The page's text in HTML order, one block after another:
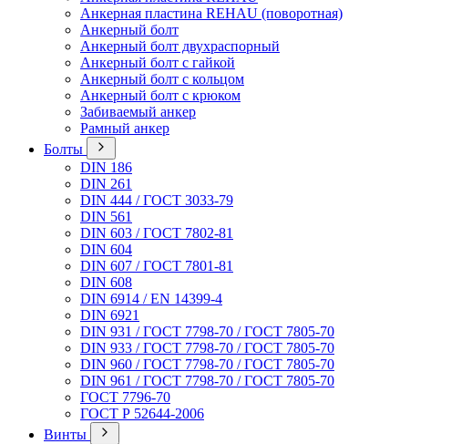
Анкерная пластина REHAU (поворотная)
Анкерный болт
Анкерный болт двухраспорный
Анкерный болт с гайкой
Анкерный болт с кольцом
Анкерный болт с крюком
Забиваемый анкер
Рамный анкер
Болты
DIN 186
DIN 261
DIN 444 / ГОСТ 3033-79
DIN 561
DIN 603 / ГОСТ 7802-81
DIN 604
DIN 607 / ГОСТ 7801-81
DIN 608
DIN 6914 / EN 14399-4
DIN 6921
DIN 931 / ГОСТ 7798-70 / ГОСТ 7805-70
DIN 933 / ГОСТ 7798-70 / ГОСТ 7805-70
DIN 960 / ГОСТ 7798-70 / ГОСТ 7805-70
DIN 961 / ГОСТ 7798-70 / ГОСТ 7805-70
ГОСТ 7796-70
ГОСТ Р 52644-2006
Винты